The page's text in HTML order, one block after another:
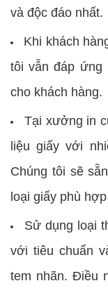
và độc đáo nhất.
Khi khách
tôi vẫn đáp ứng
cho khách hàng.
Tại xưởng in
liệu giấy với
Chúng tôi sẽ
loại giấy phù
Sử dụng loại
với tiêu chuẩn
tem nhãn. Điều